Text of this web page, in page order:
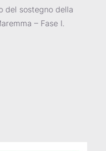
del sostegno della
– Fase I.